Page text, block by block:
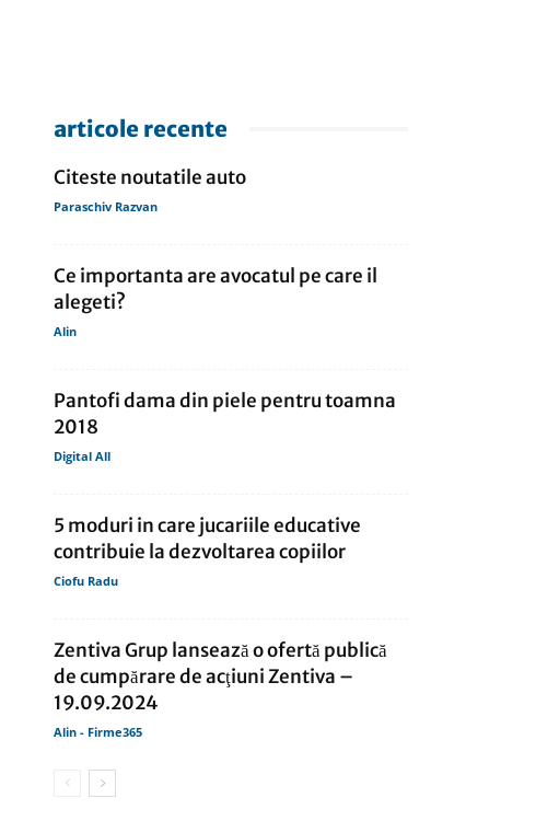
articole recente
Citeste noutatile auto
Paraschiv Razvan
Ce importanta are avocatul pe care il
alegeti?
Alin
Pantofi dama din piele pentru toamna
2018
Digital All
5 moduri in care jucariile educative
contribuie la dezvoltarea copiilor
Ciofu Radu
Zentiva Grup lansează o ofertă publică
de cumpărare de acţiuni Zentiva –
19.09.2024
Alin - Firme365